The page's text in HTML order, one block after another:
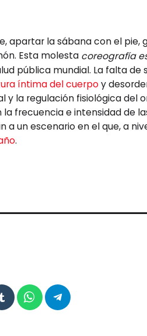
apartar la sábana con el pie,
Esta molesta coreografía
pública mundial. La falta de
íntima del cuerpoy
la regulación fisiológica del
la frecuencia e intensidad de
a un escenario en el que, a
.